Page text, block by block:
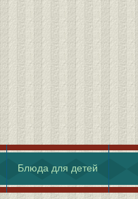
Блюда для детей